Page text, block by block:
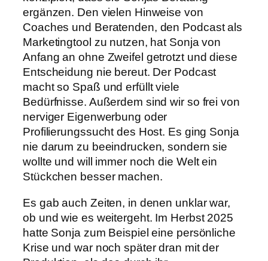
ergänzen. Den vielen Hinweise von
Coaches und Beratenden, den Podcast als
Marketingtool zu nutzen, hat Sonja von
Anfang an ohne Zweifel getrotzt und diese
Entscheidung nie bereut. Der Podcast
macht so Spaß und erfüllt viele
Bedürfnisse. Außerdem sind wir so frei von
nerviger Eigenwerbung oder
Profilierungssucht des Host. Es ging Sonja
nie darum zu beeindrucken, sondern sie
wollte und will immer noch die Welt ein
Stückchen besser machen.
Es gab auch Zeiten, in denen unklar war,
ob und wie es weitergeht. Im Herbst 2025
hatte Sonja zum Beispiel eine persönliche
Krise und war noch später dran mit der